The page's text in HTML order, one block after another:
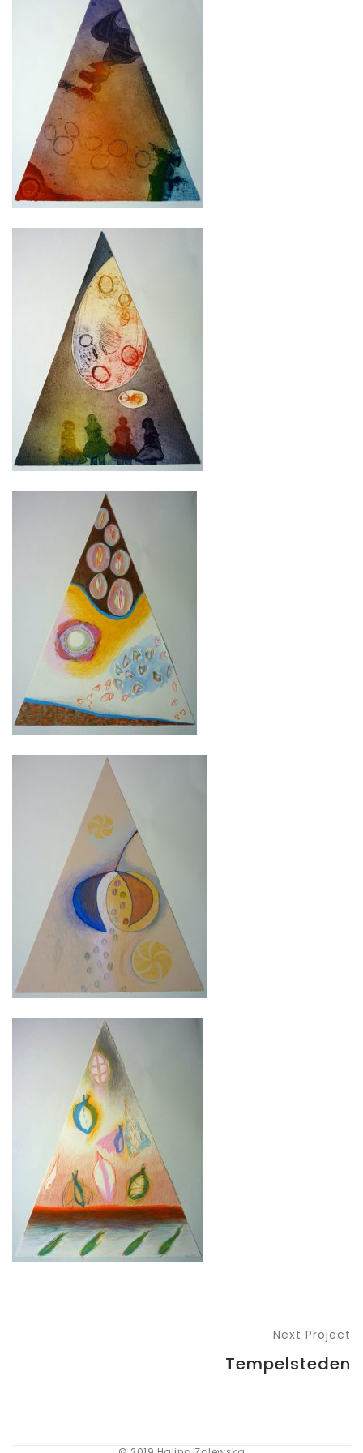
Next Project
Tempelsteden